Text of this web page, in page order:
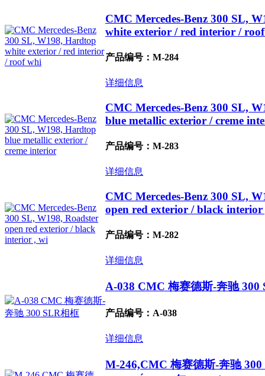
CMC Mercedes-Benz 300 SL,
white exterior / red interior /
产品编号：M-284
详细信息
CMC Mercedes-Benz 300 SL,
blue metallic exterior / creme
产品编号：M-283
详细信息
CMC Mercedes-Benz 300 SL,
open red exterior / black
产品编号：M-282
详细信息
A-038 CMC 梅赛德斯-奔驰 300
产品编号：A-038
详细信息
M-246,CMC 梅赛德斯-奔驰 300